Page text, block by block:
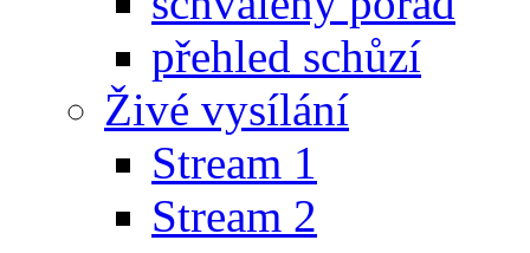
přehled schůzí
Živé vysílání
Stream 1
Stream 2